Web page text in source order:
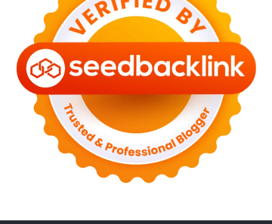
January 2023 (13)
2022
December 2022 (6)
September 2022
►
August 2022(11)
►
July 2022 (7)
►June 2022
April 2022 (4)
March 2022(2)
February 2022
January 2022
(2)
(82)
December 2021(9)
(4)
►August 2021(2)